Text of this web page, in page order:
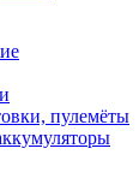
пулемёты